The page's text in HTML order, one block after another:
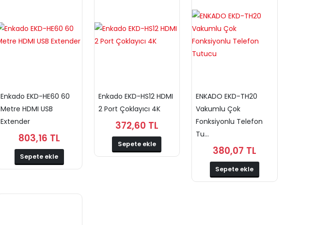
Enkado EKD-HE60 60
Metre HDMI USB
Extender
803,16 TL
Sepete ekle
Enkado EKD-HS12 HDMI
2 Port Çoklayıcı 4K
372,60 TL
Sepete ekle
ENKADO EKD-TH20
Vakumlu Çok
Fonksiyonlu Telefon
Tu...
380,07 TL
Sepete ekle